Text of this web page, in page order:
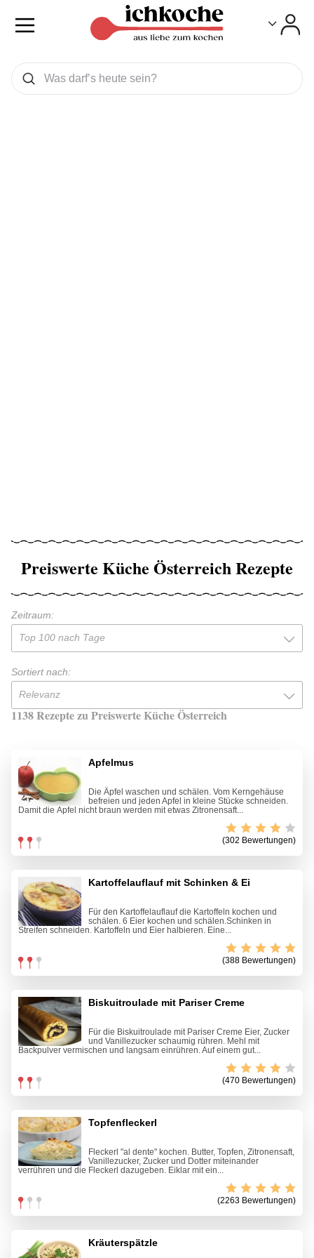
Was wollen Sie suchen
Suchen
Preiswerte Küche Österreich Rezepte
Zeitraum:
Top 100 nach Tage
Sortiert nach:
Relevanz
1138 Rezepte zu Preiswerte Küche Österreich
Apfelmus
Die Äpfel waschen und schälen. Vom Kerngehäuse
befreien und jeden Apfel in kleine Stücke schneiden.
Damit die Äpfel nicht braun werden mit etwas Zitronensaft...
(302 Bewertungen)
Kartoffelauflauf mit Schinken & Ei
Für den Kartoffelauflauf die Kartoffeln kochen und
schälen. 6 Eier kochen und schälen.Schinken in
Streifen schneiden. Kartoffeln und Eier halbieren. Eine...
(388 Bewertungen)
Biskuitroulade mit Pariser Creme
Für die Biskuitroulade mit Pariser Creme Eier, Zucker
und Vanillezucker schaumig rühren. Mehl mit
Backpulver vermischen und langsam einrühren. Auf einem gut...
(470 Bewertungen)
Topfenfleckerl
Fleckerl "al dente" kochen. Butter, Topfen, Zitronensaft,
Vanillezucker, Zucker und Dotter miteinander
verrühren und die Fleckerl dazugeben. Eiklar mit ein...
(2263 Bewertungen)
Kräuterspätzle